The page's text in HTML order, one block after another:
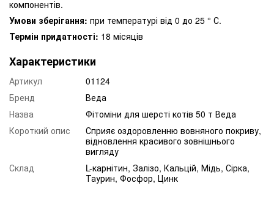
компонентів.
Умови зберігання: при температурі від 0 до 25 ° С.
Термін придатності: 18 місяців
Характеристики
Артикул
01124
Бренд
Веда
Назва
Фітоміни для шерсті котів 50 т Веда
Короткий опис
Сприяє оздоровленню вовняного покриву,
відновлення красивого зовнішнього
вигляду
Склад
L-карнітин, Залізо, Кальцій, Мідь, Сірка,
Таурин, Фосфор, Цинк